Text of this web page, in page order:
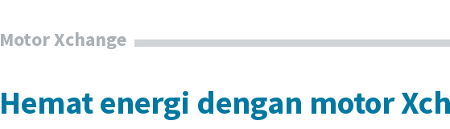
Motor Xchange
Hemat energi dengan motor